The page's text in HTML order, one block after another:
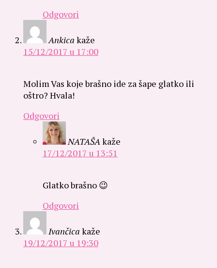
Odgovori
Ankica kaže
15/12/2017 u 17:00
Molim Vas koje brašno ide za šape glatko ili
oštro? Hvala!
Odgovori
NATAŠA kaže
17/12/2017 u 13:51
Glatko brašno 😉
Odgovori
Ivančica kaže
19/12/2017 u 19:30